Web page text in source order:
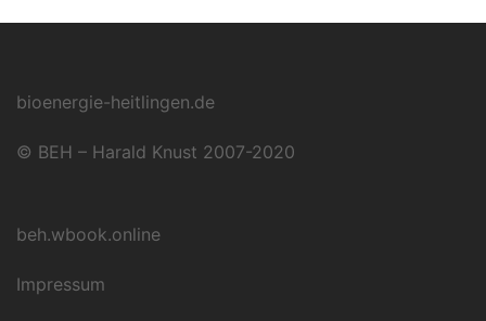
bioenergie-heitlingen.de
© BEH – Harald Knust 2007-2020
beh.wbook.online
Impressum